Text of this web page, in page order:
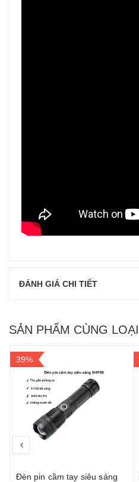
ĐÁNH GIÁ CHI TIẾT
SẢN PHẨM CÙNG LOẠI
39%
Đèn pin cầm tay siêu sáng
prev